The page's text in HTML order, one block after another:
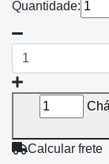
Quantidade:
Calcular frete